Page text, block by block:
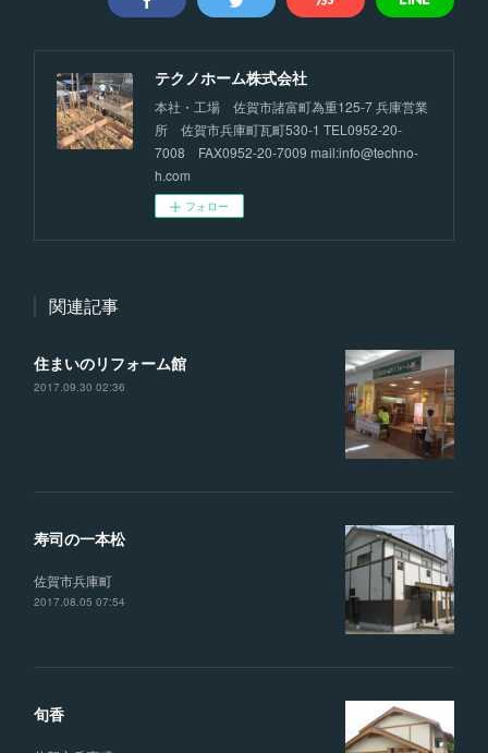
テクノホーム株式会社
本社・工場 佐賀市諸富町為重125-7 兵庫営業
所 佐賀市兵庫町瓦町530-1 TEL0952-20-
7008 FAX0952-20-7009 mail:info@techno-
h.com
フォロー
関連記事
住まいのリフォーム館
2017.09.30 02:36
寿司の一本松
佐賀市兵庫町
2017.08.05 07:54
旬香